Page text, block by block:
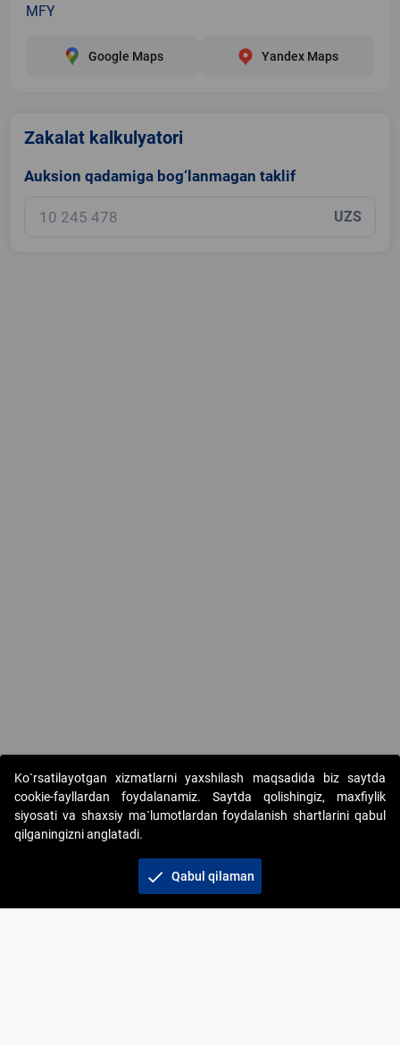
MFY
Google Maps Yandex Maps
Zakalat kalkulyatori
Auksion qadamiga bog‘lanmagan taklif
UZS
Copyright © 2017-2026. "Elektron onlayn-auksionlarni
tashkil etish" AJ. Barcha huquqlar himoyalangan
Ko`rsatilayotgan xizmatlarni yaxshilash maqsadida biz saytda
cookie-fayllardan foydalanamiz. Saytda qolishingiz, maxfiylik
siyosati va shaxsiy ma`lumotlardan foydalanish shartlarini qabul
qilganingizni anglatadi.
check Qabul qilaman